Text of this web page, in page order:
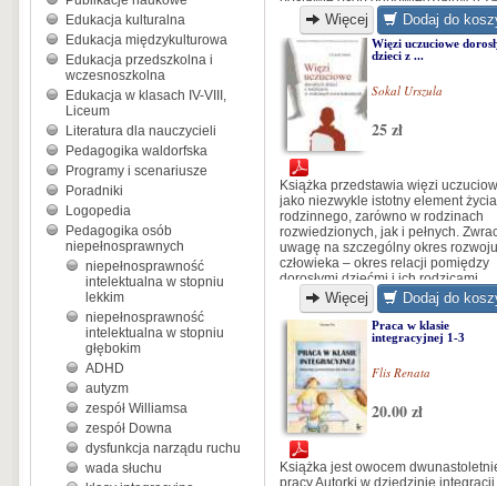
Edukacja kulturalna
Edukacja międzykulturowa
Edukacja przedszkolna i
wczesnoszkolna
Edukacja w klasach IV-VIII,
Liceum
Literatura dla nauczycieli
Pedagogika waldorfska
Programy i scenariusze
Poradniki
Logopedia
Pedagogika osób
niepełnosprawnych
niepełnosprawność
intelektualna w stopniu
lekkim
niepełnosprawność
intelektualna w stopniu
głębokim
ADHD
autyzm
zespół Williamsa
zespół Downa
dysfunkcja narządu ruchu
wada słuchu
leczenie i edukację, a także
marnowaniu potencjału wielu
spychaniu ich na margines życia
społecznego...
Więcej Dodaj do
Więzi uczuciowe
dzieci z ...
Sokal Urszula
25 zł
Książka przedstawia więzi
jako niezwykle istotny element życia
rodzinnego, zarówno w rodzinach
rozwiedzionych, jak i pełnych.
uwagę na szczególny okres rozwoju
człowieka – okres relacji pomiędzy
dorosłymi dziećmi i ich rodzicami...
Więcej Dodaj do
Praca w klasie
integracyjnej 1-3
Flis Renata
20.00 zł
Książka jest owocem
pracy Autorki w dziedzinie integracji.